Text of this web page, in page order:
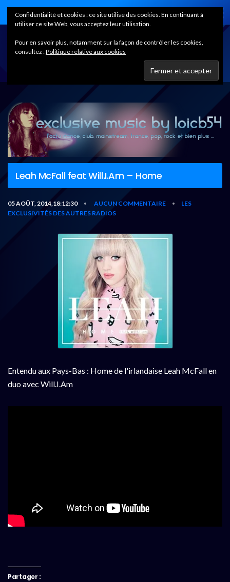
Home
Leah McFall feat Will.I.Am – Home
05 AOÛT, 2014,18:12:30 • AUCUN COMMENTAIRE •
LES
EXCLUSIVITÉS DES AUTRES RADIOS
Entendu aux Pays-Bas : Home de l'irlandaise Leah McFall en
duo avec Will.I.Am
Partager :
Confidentialité et cookies : ce site utilise des cookies. En continuant à
utiliser ce site Web, vous acceptez leur utilisation.
Pour en savoir plus, notamment sur la façon de contrôler les cookies,
consultez :Politique relative aux cookies